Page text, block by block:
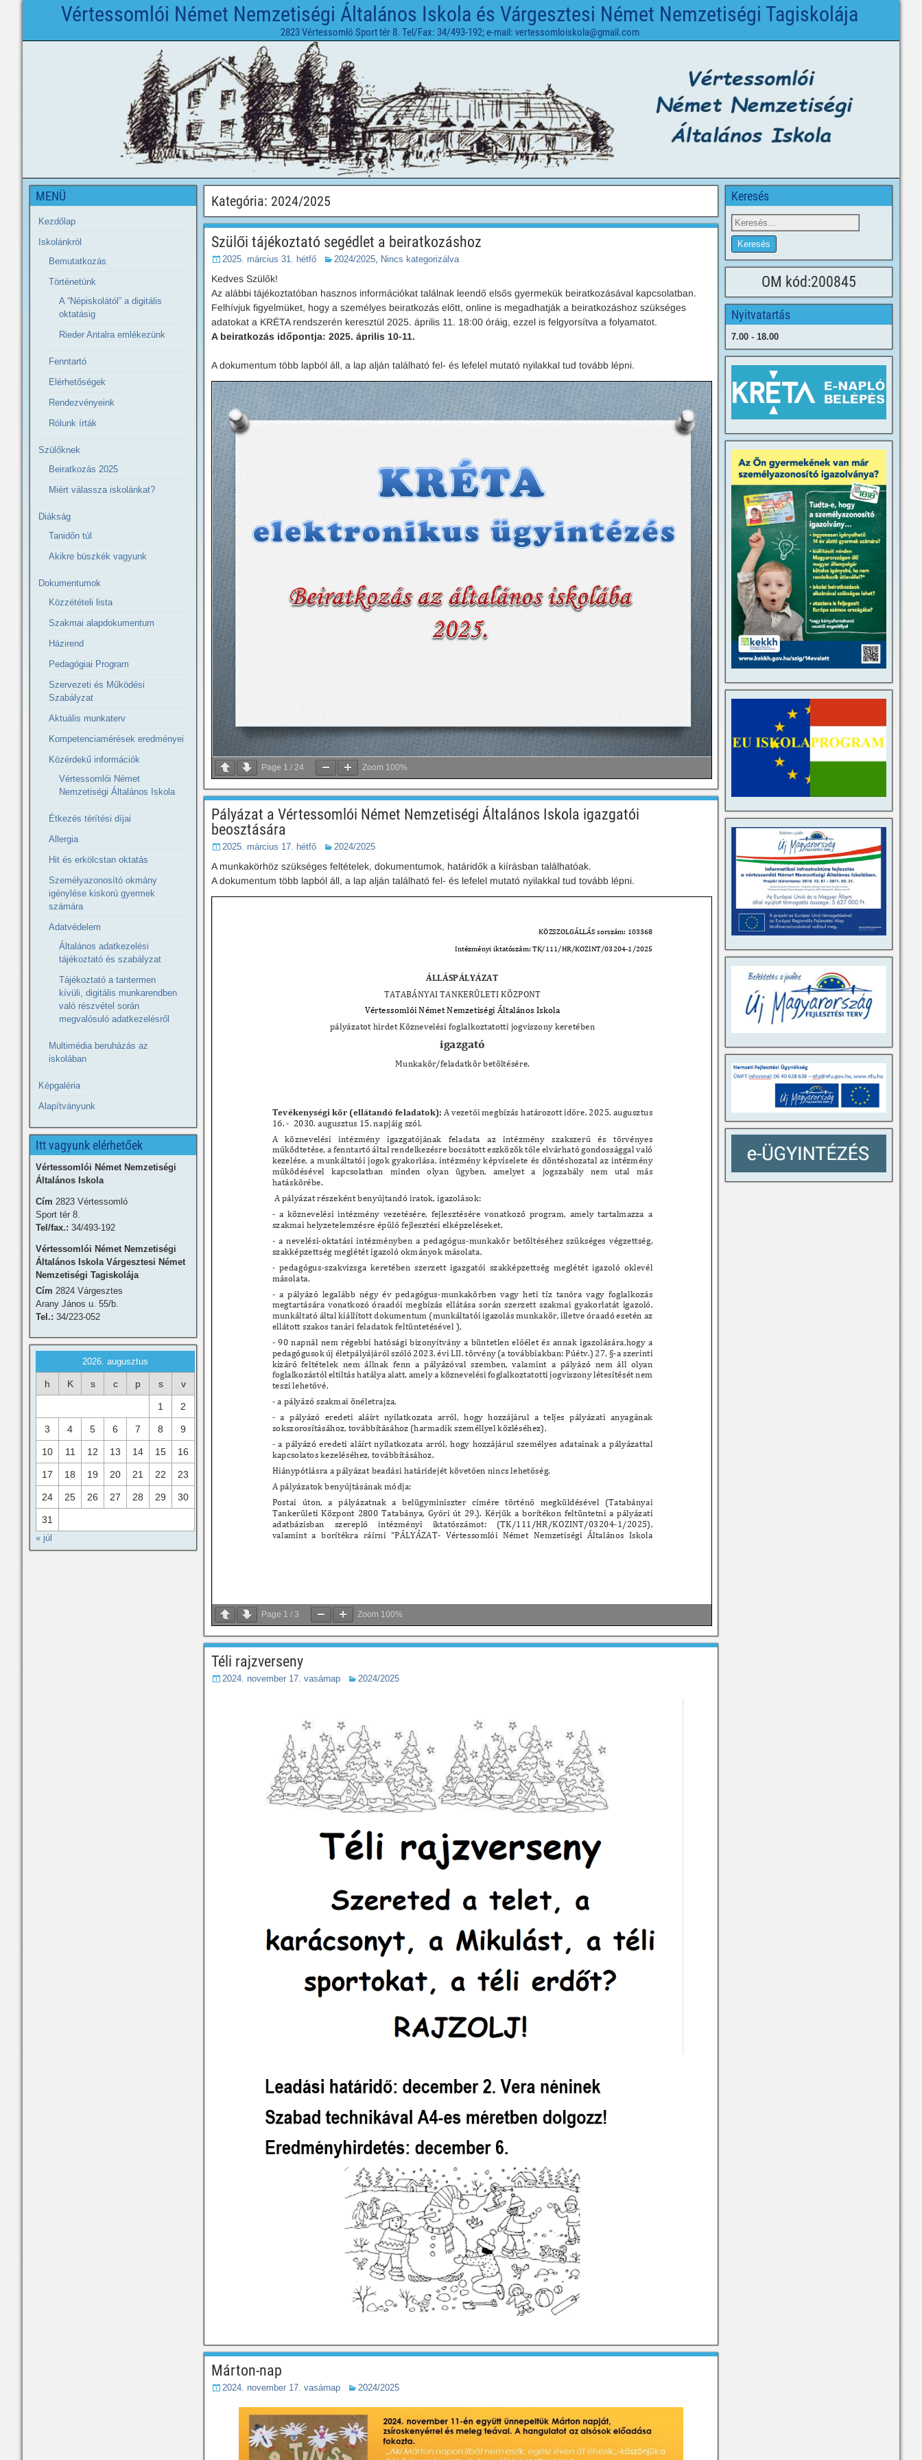
Vértessomlói Német Nemzetiségi Általános Iskola és Várgesztesi Német Nemzetiségi Tagiskolája
2823 Vértessomló Sport tér 8. Tel/Fax: 34/493-192; e-mail: vertessomloiskola@gmail.com
Kategória: 2024/2025
Szülői tájékoztató segédlet a beiratkozáshoz
2025. március 31. hétfő 2024/2025, Nincs kategorizálva
Kedves Szülők!
Az alábbi tájékoztatóban hasznos információkat találnak leendő elsős gyermekük beiratkozásával kapcsolatban.
Felhívjuk figyelmüket, hogy a személyes beiratkozás előtt, online is megadhatják a beiratkozáshoz szükséges
adatokat a KRÉTA rendszerén keresztül 2025. április 11. 18:00 óráig, ezzel is felgyorsítva a folyamatot.
A beiratkozás időpontja: 2025. április 10-11.
A dokumentum több lapból áll, a lap alján található fel- és lefelel mutató nyilakkal tud tovább lépni.
Page 1 / 24 Zoom 100%
Pályázat a Vértessomlói Német Nemzetiségi Általános Iskola igazgatói
beosztására
2025. március 17. hétfő 2024/2025
A munkakörhöz szükséges feltételek, dokumentumok, határidők a kiírásban találhatóak.
A dokumentum több lapból áll, a lap alján található fel- és lefelel mutató nyilakkal tud tovább lépni.
Page 1 / 3 Zoom 100%
Téli rajzverseny
2024. november 17. vasárnap 2024/2025
Márton-nap
2024. november 17. vasárnap 2024/2025
MENÜ
Kezdőlap
Iskolánkról
Bemutatkozás
Történetünk
A “Népiskolától” a digitális
oktatásig
Rieder Antalra emlékezünk
Fenntartó
Elérhetőségek
Rendezvényeink
Rólunk írták
Szülőknek
Beiratkozás 2025
Miért válassza iskolánkat?
Diákság
Tanidőn túl
Akikre büszkék vagyunk
Dokumentumok
Közzétételi lista
Szakmai alapdokumentum
Házirend
Pedagógiai Program
Szervezeti és Működési
Szabályzat
Aktuális munkaterv
Kompetenciamérések eredményei
Közérdekű információk
Vértessomlói Német
Nemzetiségi Általános Iskola
Étkezés térítési díjai
Allergia
Hit és erkölcstan oktatás
Személyazonosító okmány
igénylése kiskorú gyermek
számára
Adatvédelem
Általános adatkezelési
tájékoztató és szabályzat
Tájékoztató a tantermen
kívüli, digitális munkarendben
való részvétel során
megvalósuló adatkezelésről
Multimédia beruházás az
iskolában
Képgaléria
Alapítványunk
Itt vagyunk elérhetőek
Vértessomlói Német Nemzetiségi
Általános Iskola
Cím 2823 Vértessomló
Sport tér 8.
Tel/fax.: 34/493-192
Vértessomlói Német Nemzetiségi
Általános Iskola Várgesztesi Német
Nemzetiségi Tagiskolája
Cím 2824 Várgesztes
Arany János u. 55/b.
Tel.: 34/223-052
2026. augusztus
h K s c p s v
1 2
3 4 5 6 7 8 9
10 11 12 13 14 15 16
17 18 19 20 21 22 23
24 25 26 27 28 29 30
31
« júl
Keresés
OM kód:200845
Nyitvatartás
7.00 - 18.00